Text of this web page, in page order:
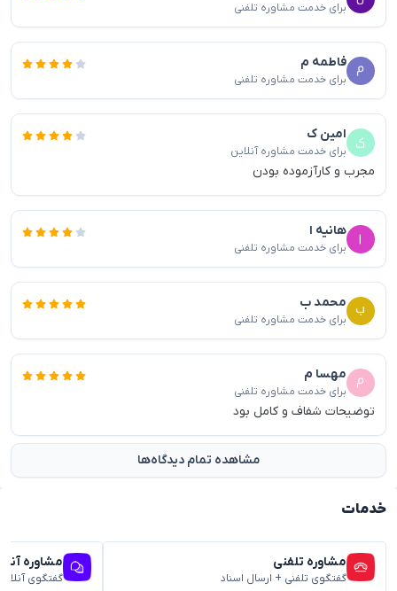
برای خدمت مشاوره تلفنی
فاطمه م
برای خدمت مشاوره تلفنی
امین ک
برای خدمت مشاوره آنلاین
مجرب و کارآزموده بودن
هانیه ا
برای خدمت مشاوره تلفنی
محمد ب
برای خدمت مشاوره تلفنی
مهسا م
برای خدمت مشاوره تلفنی
توضیحات شفاف و کامل بود
مشاهده تمام دیدگاه‌ها
خدمات
مشاوره تلفنی
گفتگوی تلفنی + ارسال اسناد
مشاوره
گفتگوی